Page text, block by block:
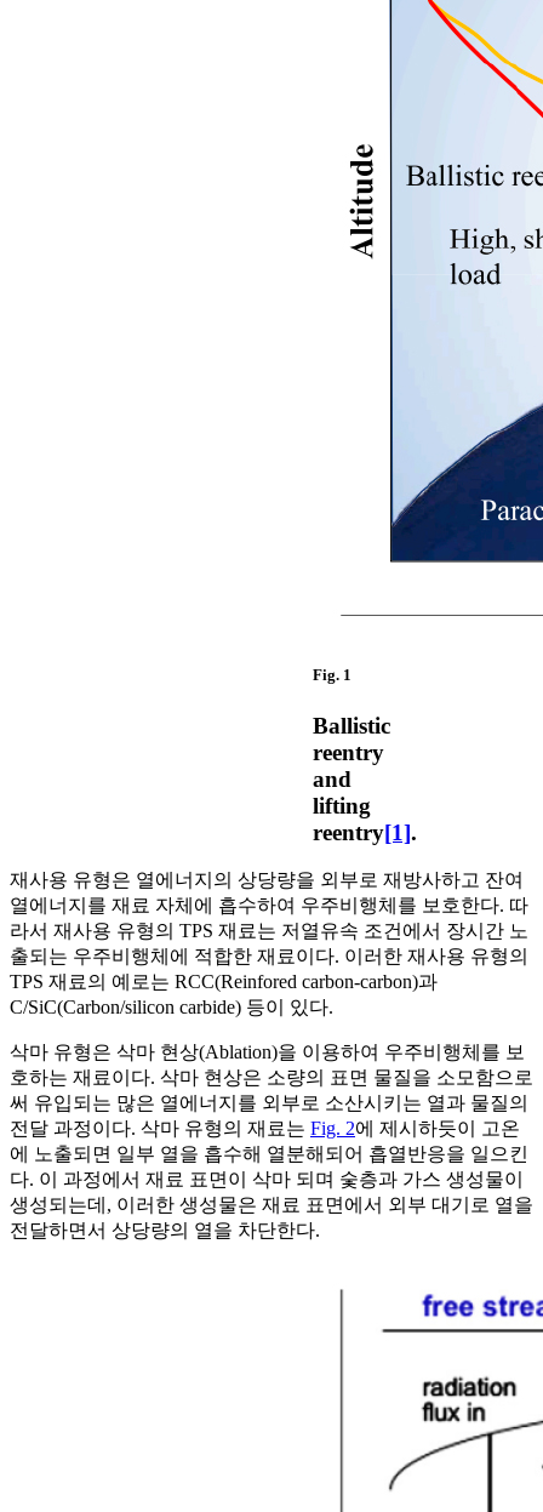
Fig. 1
Ballistic
reentry
and
lifting
reentry[1].
재사용 유형은 열에너지의 상당량을 외부로 재방사하고 잔여
열에너지를 재료 자체에 흡수하여 우주비행체를 보호한다. 따
라서 재사용 유형의 TPS 재료는 저열유속 조건에서 장시간 노
출되는 우주비행체에 적합한 재료이다. 이러한 재사용 유형의
TPS 재료의 예로는 RCC(Reinfored carbon-carbon)과
C/SiC(Carbon/silicon carbide) 등이 있다.
삭마 유형은 삭마 현상(Ablation)을 이용하여 우주비행체를 보
호하는 재료이다. 삭마 현상은 소량의 표면 물질을 소모함으로
써 유입되는 많은 열에너지를 외부로 소산시키는 열과 물질의
전달 과정이다. 삭마 유형의 재료는 Fig. 2에 제시하듯이 고온
에 노출되면 일부 열을 흡수해 열분해되어 흡열반응을 일으킨
다. 이 과정에서 재료 표면이 삭마 되며 숯층과 가스 생성물이
생성되는데, 이러한 생성물은 재료 표면에서 외부 대기로 열을
전달하면서 상당량의 열을 차단한다.